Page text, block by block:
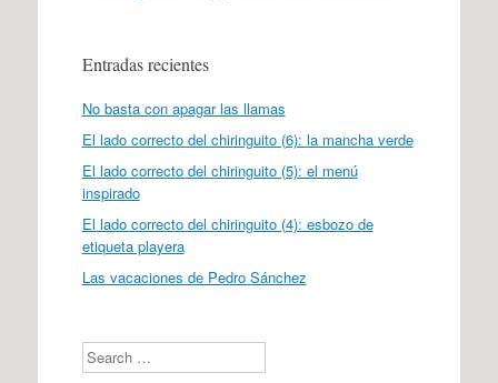
Entradas recientes
No basta con apagar las llamas
El lado correcto del chiringuito (6): la mancha verde
El lado correcto del chiringuito (5): el menú
inspirado
El lado correcto del chiringuito (4): esbozo de
etiqueta playera
Las vacaciones de Pedro Sánchez
Search